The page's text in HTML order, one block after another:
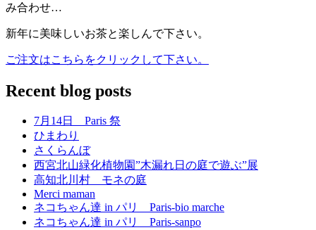
み合わせ…
新年に美味しいお茶と楽しんで下さい。
ご注文はこちらをクリックして下さい。
Recent blog posts
7月14日 Paris 祭
ひまわり
さくらんぼ
西宮北山緑化植物園”木漏れ日の庭で遊ぶ”展
高知北川村 モネの庭
Merci maman
ネコちゃん達 in パリ Paris-bio marche
ネコちゃん達 in パリ Paris-sanpo